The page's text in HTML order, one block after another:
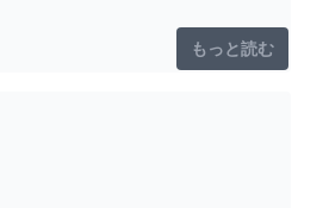
もっと読む